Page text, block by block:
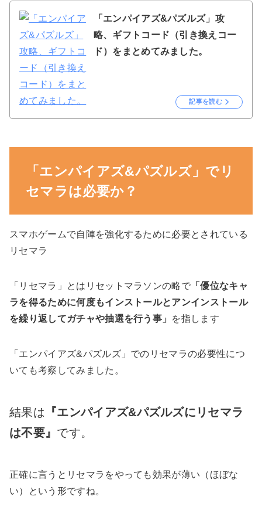
「エンパイアズ&パズルズ」攻
略、ギフトコード（引き換えコー
ド）をまとめてみました。
記事を読む
「エンパイアズ&パズルズ」でリ
セマラは必要か？
スマホゲームで自陣を強化するために必要とされている
リセマラ
「リセマラ」とはリセットマラソンの略で 「優位なキャ
ラを得るために何度もインストールとアンインストール
を繰り返してガチャや抽選を行う事」 を指します
「エンパイアズ&パズルズ」でのリセマラの必要性につ
いても考察してみました。
結果は 『エンパイアズ&パズルズにリセマラ
は不要』 です。
正確に言うとリセマラをやっても効果が薄い（ほぼな
い）という形ですね。